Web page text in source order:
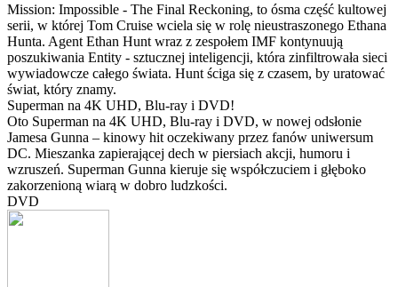
Mission: Impossible - The Final Reckoning, to ósma część kultowej
serii, w której Tom Cruise wciela się w rolę nieustraszonego Ethana
Hunta. Agent Ethan Hunt wraz z zespołem IMF kontynuują
poszukiwania Entity - sztucznej inteligencji, która zinfiltrowała sieci
wywiadowcze całego świata. Hunt ściga się z czasem, by uratować
świat, który znamy.
Superman na 4K UHD, Blu-ray i DVD!
Oto Superman na 4K UHD, Blu-ray i DVD, w nowej odsłonie
Jamesa Gunna – kinowy hit oczekiwany przez fanów uniwersum
DC. Mieszanka zapierającej dech w piersiach akcji, humoru i
wzruszeń. Superman Gunna kieruje się współczuciem i głęboko
zakorzenioną wiarą w dobro ludzkości.
DVD